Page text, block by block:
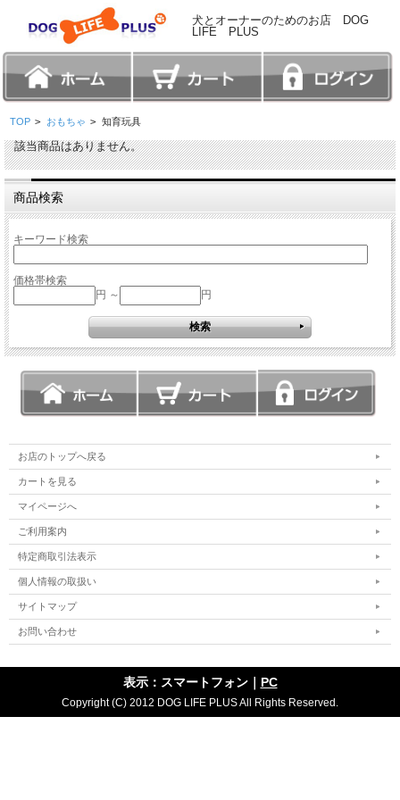
犬とオーナーのためのお店 DOG
LIFE PLUS
TOP > おもちゃ > 知育玩具
該当商品はありません。
商品検索
キーワード検索
価格帯検索
円 ～
円
お店のトップへ戻る
カートを見る
マイページへ
ご利用案内
特定商取引法表示
個人情報の取扱い
サイトマップ
お問い合わせ
表示：スマートフォン｜ PC
Copyright (C) 2012 DOG LIFE PLUS All Rights Reserved.